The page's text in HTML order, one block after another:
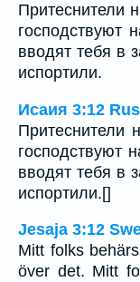
Притеснители
господствуют
вводят тебя в
испортили.
Исаия 3:12
Притеснители
господствуют
вводят тебя в
испортили.[]
Jesaja 3:12
Mitt folks
över det. Mitt